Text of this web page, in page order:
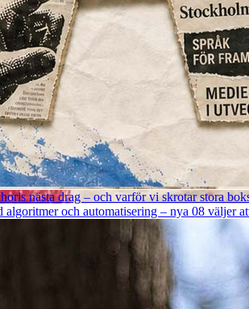
nästa drag – och varför vi skrotar stora
algoritmer och automatisering – nya 08